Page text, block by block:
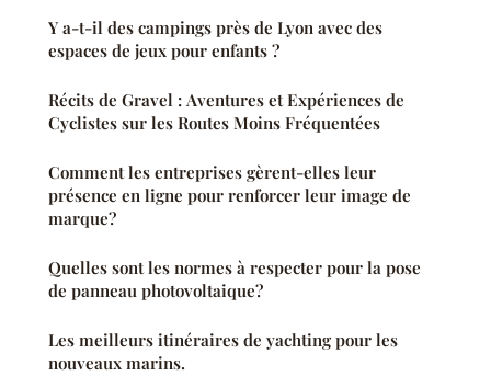
Y a-t-il des campings près de Lyon avec des
espaces de jeux pour enfants ?
Récits de Gravel : Aventures et Expériences de
Cyclistes sur les Routes Moins Fréquentées
Comment les entreprises gèrent-elles leur
présence en ligne pour renforcer leur image de
marque?
Quelles sont les normes à respecter pour la pose
de panneau photovoltaique?
Les meilleurs itinéraires de yachting pour les
nouveaux marins.